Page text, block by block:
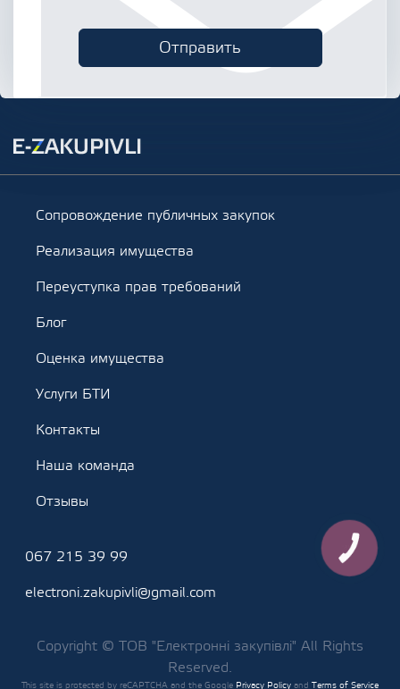
Сопровождение публичных закупок
Реализация имущества
Переуступка прав требований
Блог
Оценка имущества
Услуги БТИ
Контакты
Наша команда
Отзывы
067 215 39 99
electroni.zakupivli@gmail.com
Copyright © ТОВ "Електронні закупівлі" All Rights
Reserved.
This site is protected by reCAPTCHA and the Google Privacy Policy and Terms of Service
КНОПКА
ЗВ'ЯЗКУ